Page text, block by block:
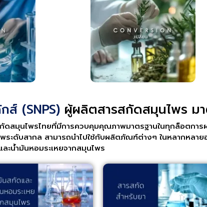
ส์ (SNPS) ผู้ผลิตสารสกัดสมุนไพร ม
กัดสมุนไพรไทยที่มีการควบคุมคุณภาพมาตรฐานในทุกล็อตก
ระดับสากล สามารถนำไปใช้กับผลิตภัณฑ์ต่างๆ ในหลากห
น้ำมันหอมระเหยจากสมุนไพร